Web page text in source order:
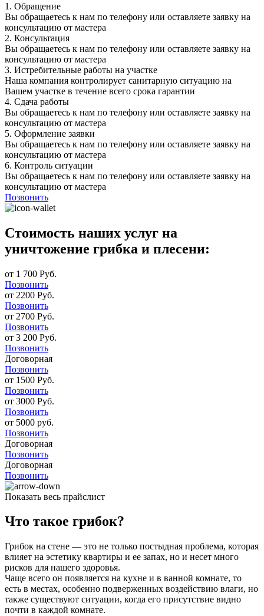
1. Обращение
Вы обращаетесь к нам по телефону или оставляете заявку на
консультацию от мастера
2. Консультация
Вы обращаетесь к нам по телефону или оставляете заявку на
консультацию от мастера
3. Истребительные работы на участке
Наша компания контролирует санитарную ситуацию на
Вашем участке в течение всего срока гарантии
4. Сдача работы
Вы обращаетесь к нам по телефону или оставляете заявку на
консультацию от мастера
5. Оформление заявки
Вы обращаетесь к нам по телефону или оставляете заявку на
консультацию от мастера
6. Контроль ситуации
Вы обращаетесь к нам по телефону или оставляете заявку на
консультацию от мастера
Позвонить
Стоимость наших услуг на
уничтожение грибка и плесени:
от 1 700 Руб.
Позвонить
от 2200 Руб.
Позвонить
от 2700 Руб.
Позвонить
от 3 200 Руб.
Позвонить
Договорная
Позвонить
от 1500 Руб.
Позвонить
от 3000 Руб.
Позвонить
от 5000 руб.
Позвонить
Договорная
Позвонить
Договорная
Позвонить
Показать весь прайслист
Что такое грибок?
Грибок на стене — это не только постыдная проблема, которая
влияет на эстетику квартиры и ее запах, но и несет много
рисков для нашего здоровья.
Чаще всего он появляется на кухне и в ванной комнате, то
есть в местах, особенно подверженных воздействию влаги, но
также существуют ситуации, когда его присутствие видно
почти в каждой комнате.